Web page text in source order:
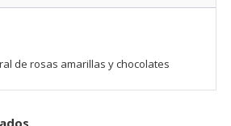
de rosas amarillas y chocolates